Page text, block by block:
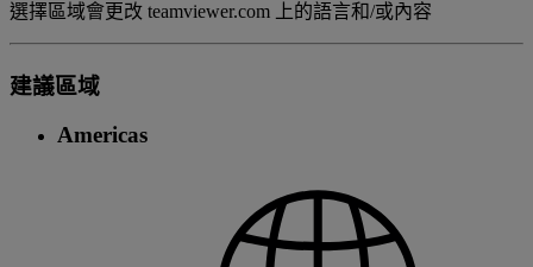
選擇區域會更改 teamviewer.com 上的語言和/或內容
建議區域
Americas